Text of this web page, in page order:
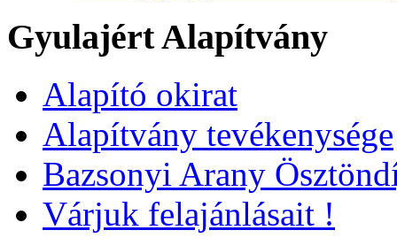
Gyulajért Alapítvány
Alapító okirat
Alapítvány tevékenysége
Bazsonyi Arany
Várjuk felajánlásait !